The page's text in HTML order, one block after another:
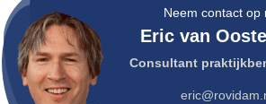
Neem contact op
Eric van
Consultant